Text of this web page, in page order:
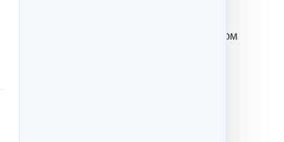
станет прекрасным подарком